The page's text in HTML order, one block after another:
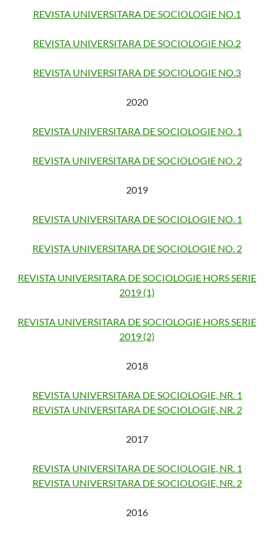
REVISTA UNIVERSITARA DE SOCIOLOGIE NO.1
REVISTA UNIVERSITARA DE SOCIOLOGIE NO.2
REVISTA UNIVERSITARA DE SOCIOLOGIE NO.3
2020
REVISTA UNIVERSITARA DE SOCIOLOGIE NO. 1
REVISTA UNIVERSITARA DE SOCIOLOGIE NO. 2
2019
REVISTA UNIVERSITARA DE SOCIOLOGIE NO. 1
REVISTA UNIVERSITARA DE SOCIOLOGIE NO. 2
REVISTA UNIVERSITARA DE SOCIOLOGIE HORS SERIE
2019 (1)
REVISTA UNIVERSITARA DE SOCIOLOGIE HORS SERIE
2019 (2)
2018
REVISTA UNIVERSITARA DE SOCIOLOGIE, NR. 1
REVISTA UNIVERSITARA DE SOCIOLOGIE, NR. 2
2017
REVISTA UNIVERSITARA DE SOCIOLOGIE, NR. 1
REVISTA UNIVERSITARA DE SOCIOLOGIE, NR. 2
2016